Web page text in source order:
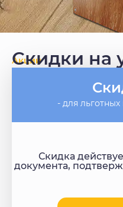
Акции
Скидки на
- для
Скидка
документа,